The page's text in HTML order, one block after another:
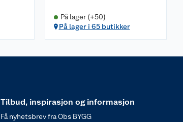
På lager (+50)
På lager i 65 butikker
Tilbud, inspirasjon og informasjon
Få nyhetsbrev fra Obs BYGG